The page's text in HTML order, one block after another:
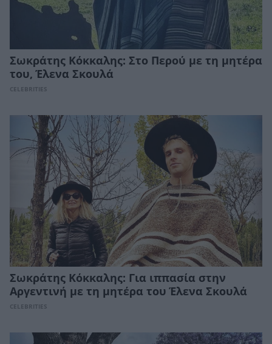
Σωκράτης Κόκκαλης: Στο Περού με τη μητέρα
του, Έλενα Σκουλά
CELEBRITIES
Σωκράτης Κόκκαλης: Για ιππασία στην
Αργεντινή με τη μητέρα του Έλενα Σκουλά
CELEBRITIES